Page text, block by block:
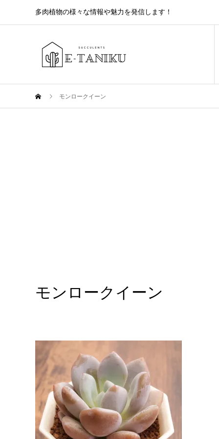
多肉植物の様々な情報や魅力を発信します！
モンロークイーン
モンロークイーン